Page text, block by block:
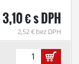
3,10 € s DPH
2,52 € bez DPH